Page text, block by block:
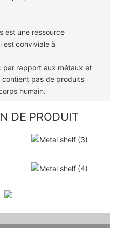
est une ressource
est conviviale à
rapport aux métaux et
pas de produits
humain.
DE PRODUIT